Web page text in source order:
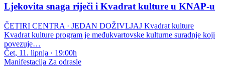
Ljekovita snaga riječi i Kvadrat kulture u KNAP-u
ČETIRI CENTRA · JEDAN DOŽIVLJAJ Kvadrat kulture
Kvadrat kulture program je međukvartovske kulturne suradnje koji
povezuje…
Čet, 11. lipnja · 19:00h
Manifestacija Za odrasle